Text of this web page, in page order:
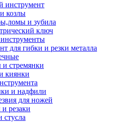
инструмент
козлы
и зубила
ключ
для гибки и резки металла
стремянки
киянки
и надфили
для ножей
резаки